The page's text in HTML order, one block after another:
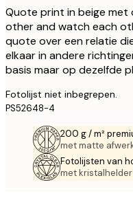
Quote print in beige
other and watch each
quote over een relatie
elkaar in andere
basis maar op dezelfde
Fotolijst niet inbegrepen.
PS52648-4
200 g / m²
met matte
Fotolijsten van
met